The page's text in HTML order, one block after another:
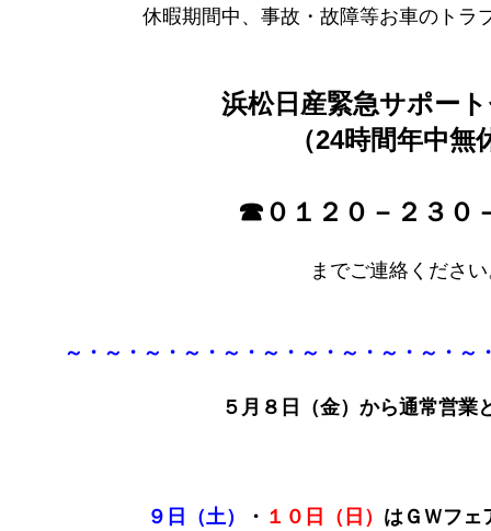
休暇期間中、事故・故障等お車のトラ
浜松日産緊急サポー
（24時間年中無
☎０１２０－２３０
までご連絡くださ
～・～・～・～・～・～・～・～・～・～・～
５月８日（金）から通常営業
９日（土） ・ １０日（日） はＧＷフェ